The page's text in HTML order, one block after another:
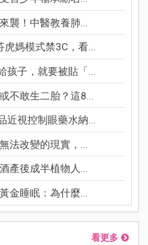
襲！中醫教養肺...
虎媽模式禁3C，看...
孩子，就要被貼「...
不敢生二胎？這8...
近視控制眼藥水納...
法改變的現實，...
產後成半植物人...
金睡眠：為什麼...
看更多